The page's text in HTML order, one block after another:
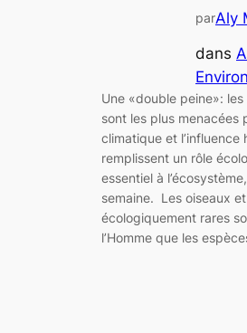
parAly
dans
Une «double peine»:
sont les plus menacées
climatique et l’influence
remplissent un rôle
essentiel à
semaine. Les oiseaux
écologiquement rares
l’Homme que les